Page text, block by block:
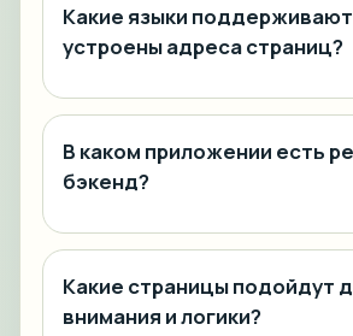
Какие языки
устроены адреса страниц?
В каком приложении есть
бэкенд?
Какие страницы подойдут
внимания и логики?